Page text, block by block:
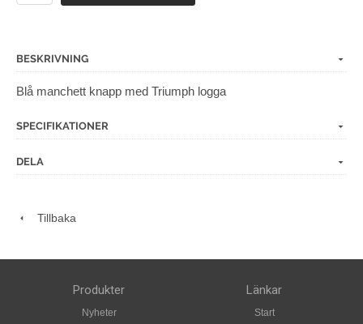
BESKRIVNING
Blå manchett knapp med Triumph logga
SPECIFIKATIONER
DELA
Tillbaka
Produkter
Nyheter
Länkar
Start